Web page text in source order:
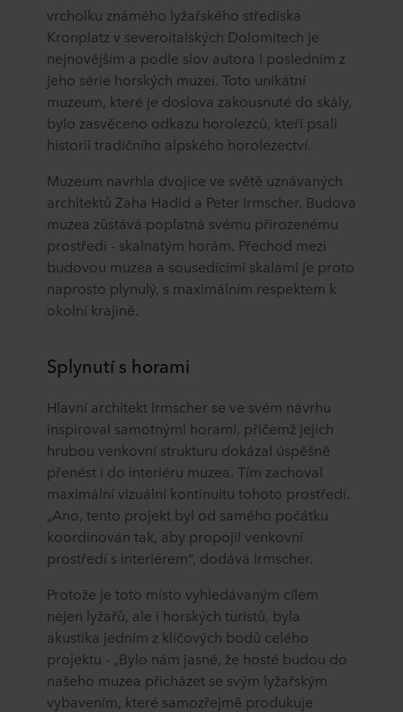
vrcholku známého lyžařského střediska
Kronplatz v severoitalských Dolomitech je
nejnovějším a podle slov autora i posledním z
jeho série horských muzeí. Toto unikátní
muzeum, které je doslova zakousnuté do skály,
bylo zasvěceno odkazu horolezců, kteří psali
historii tradičního alpského horolezectví.
Muzeum navrhla dvojice ve světě uznávaných
architektů Zaha Hadid a Peter Irmscher. Budova
muzea zůstává poplatná svému přirozenému
prostředí - skalnatým horám. Přechod mezi
budovou muzea a sousedícími skalami je proto
naprosto plynulý, s maximálním respektem k
okolní krajině.
Splynutí s horami
Hlavní architekt Irmscher se ve svém návrhu
inspiroval samotnými horami, přičemž jejich
hrubou venkovní strukturu dokázal úspěšně
přenést i do interiéru muzea. Tím zachoval
maximální vizuální kontinuitu tohoto prostředí.
„Ano, tento projekt byl od samého počátku
koordinován tak, aby propojil venkovní
prostředí s interiérem“, dodává Irmscher.
Protože je toto místo vyhledávaným cílem
nejen lyžařů, ale i horských turistů, byla
akustika jedním z klíčových bodů celého
projektu - „Bylo nám jasné, že hosté budou do
našeho muzea přicházet se svým lyžařským
vybavením, které samozřejmě produkuje